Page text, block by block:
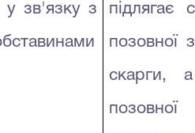
у зв'язку з підлягає
позовної
скарги,